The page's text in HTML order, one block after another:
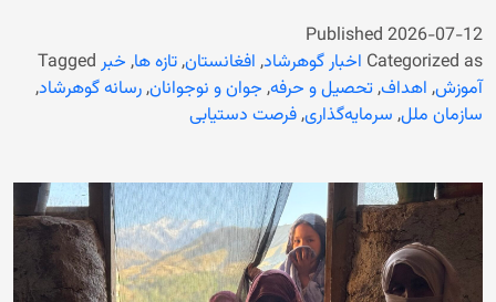
دختران و زنان در افغانستان، در کنار ازدست‌دادن حق آموزش و تحصیل، حق
آزادی حضور فعال و معنادار در جامعه را نیز از دست داده‌اند. باید گفت که
حکومت سرپرست پس از تسلط بر افغانستان، زنان و دختران را از آموزش و
‏تحصیل محروم کرده است. همچنان در آخرین محدودیت خود، ‏دروازه‌های
انستیتوت‌های طبی را به‌روی دختران و زنان بست، در حالی که ‏بخش صحت
آن زنان از رفتن به‌ باشگاه‌های ورزشی، رستورانت‌ها، حمام‌های عمومی، معاینه
توسط پزشکان مرد، سفر بدون محرم و کار در موسسات غیردولتی داخلی و
بین‌المللی و حتی دفاتر سازمان ملل در افغانستان منع شده‌اند. بر بنیاد
گزارش‌ها، اگر این ممنوعیت ادامه یابد، تا سال ۲۰۳۰ نزدیک به چهار میلیون
دختر ممکن است از آموزش محروم شوند.
Published 2026-07-12
Categorized as اخبار گوهرشاد, افغانستان,تازه ها, خبر Tagged
آموزش, اهداف,تحصیل و حرفه, جوان و نوجوانان,رسانه گوهرشاد,
سازمان ملل, سرمایه‌گذاری,فرصت دستیابی